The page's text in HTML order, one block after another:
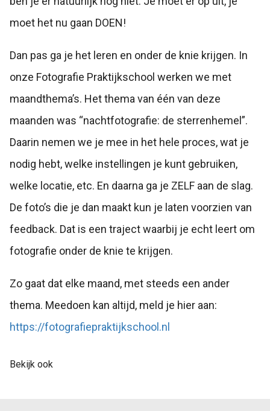
moet het nu gaan DOEN!
Dan pas ga je het leren en onder de knie krijgen. In
onze Fotografie Praktijkschool werken we met
maandthema’s. Het thema van één van deze
maanden was “nachtfotografie: de sterrenhemel”.
Daarin nemen we je mee in het hele proces, wat je
nodig hebt, welke instellingen je kunt gebruiken,
welke locatie, etc. En daarna ga je ZELF aan de slag.
De foto’s die je dan maakt kun je laten voorzien van
feedback. Dat is een traject waarbij je echt leert om
fotografie onder de knie te krijgen.
Zo gaat dat elke maand, met steeds een ander
thema. Meedoen kan altijd, meld je hier aan:
https://fotografiepraktijkschool.nl
Bekijk ook